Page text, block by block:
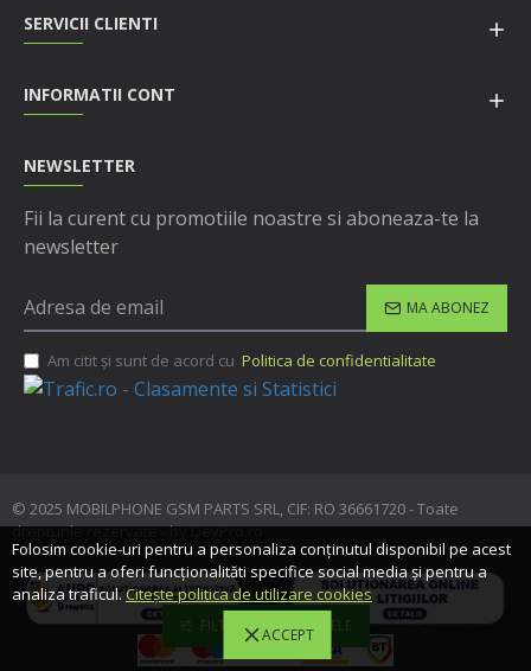
SERVICII CLIENTI
INFORMATII CONT
NEWSLETTER
Fii la curent cu promotiile noastre si aboneaza-te la
newsletter
MA ABONEZ
Am citit şi sunt de acord cu Politica de confidentialitate
© 2025 MOBILPHONE GSM PARTS SRL, CIF: RO 36661720 - Toate
drepturile rezervate - by DevPro.ro
ACCEPT
Folosim cookie-uri pentru a personaliza conținutul disponibil pe acest
site, pentru a oferi funcționalităti specifice social media și pentru a
analiza traficul.Citește politica de utilizare cookies
FILTREAZA PRODUSELE